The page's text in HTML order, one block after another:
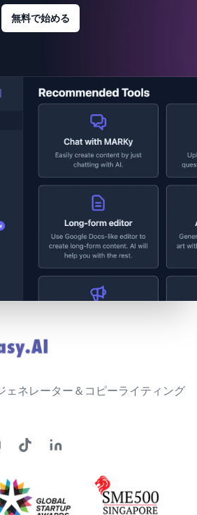
無料で始める
ェネレーター＆コピーライティング